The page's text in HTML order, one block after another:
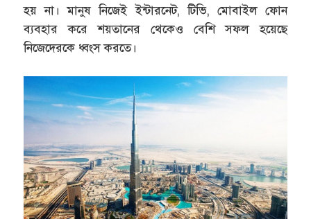
হয় না। মানুষ নিজেই ইন্টারনেট, টিভি, মোবাইল ফোন
ব্যবহার করে শয়তানের থেকেও বেশি সফল হয়েছে
নিজেদেরকে ধ্বংস করতে।